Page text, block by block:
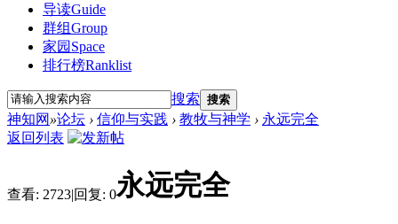
导读Guide
群组Group
家园 Space
排行榜Ranklist
搜索 搜索
神知网 »论坛 › 信仰与实践 › 教牧与神学 › 永远完全
返回列表
查看: 2723|回复: 0永远完全